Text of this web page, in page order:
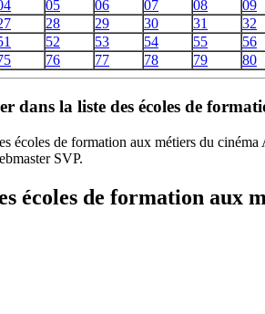
05 06 07 08 09
28 29 30 31 32
52 53 54 55 56
76 77 78 79 80
dans la liste des écoles de
écoles de formation aux métiers du
SVP.
écoles de formation aux